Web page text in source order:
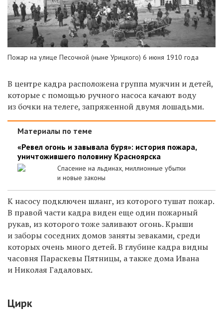
Пожар на улице Песочной (ныне Урицкого) 6 июня 1910 года
В центре кадра расположена группа мужчин и детей,
которые с помощью ручного насоса качают воду
из бочки на телеге, запряженной двумя лошадьми.
Материалы по теме
«Ревел огонь и завывала буря»: история пожара,
уничтожившего половину Красноярска
Спасение на льдинах, миллионные убытки
и новые законы
К насосу подключен шланг, из которого тушат пожар.
В правой части кадра виден еще один пожарный
рукав, из которого тоже заливают огонь. Крыши
и заборы соседних домов заняты зеваками, среди
которых очень много детей. В глубине кадра видны
часовня Параскевы Пятницы, а также дома Ивана
и Николая Гадаловых.
Цирк